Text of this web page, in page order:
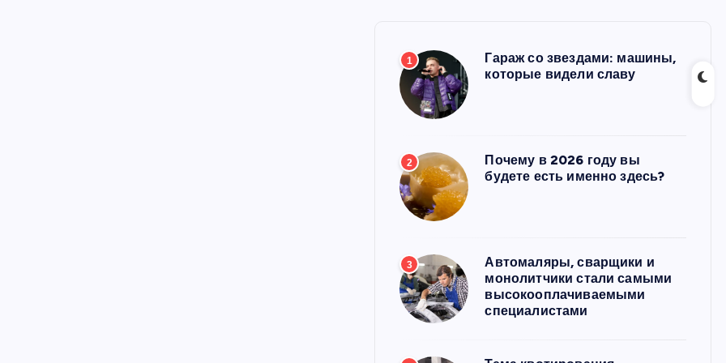
1
Гараж со звездами: машины,
которые видели славу
2
Почему в 2026 году вы
будете есть именно здесь?
3
Автомаляры, сварщики и
монолитчики стали самыми
высокооплачиваемыми
специалистами